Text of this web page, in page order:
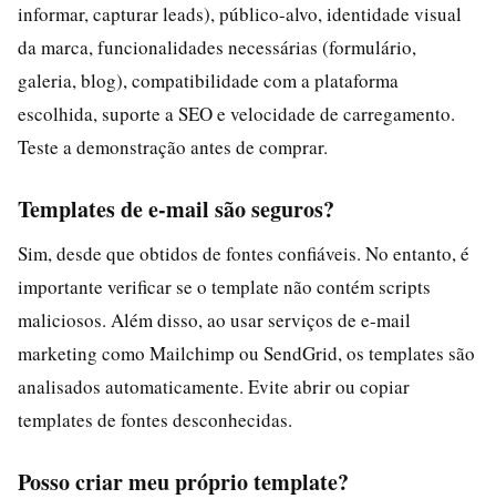
informar, capturar leads), público-alvo, identidade visual
da marca, funcionalidades necessárias (formulário,
galeria, blog), compatibilidade com a plataforma
escolhida, suporte a SEO e velocidade de carregamento.
Teste a demonstração antes de comprar.
Templates de e-mail são seguros?
Sim, desde que obtidos de fontes confiáveis. No entanto, é
importante verificar se o template não contém scripts
maliciosos. Além disso, ao usar serviços de e-mail
marketing como Mailchimp ou SendGrid, os templates são
analisados automaticamente. Evite abrir ou copiar
templates de fontes desconhecidas.
Posso criar meu próprio template?